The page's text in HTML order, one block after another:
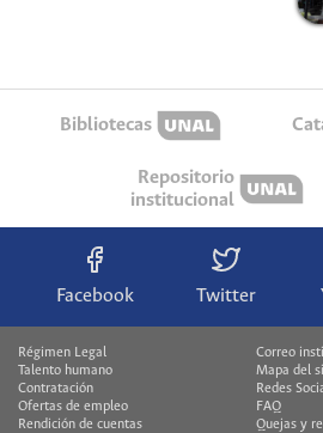
Bibliotecas
Repositorio
institucional
Facebook Twitter
Régimen Legal
Talento humano
Contratación
Ofertas de empleo
Rendición de cuentas
Correo
Mapa del
Redes
FAQ
Quejas y